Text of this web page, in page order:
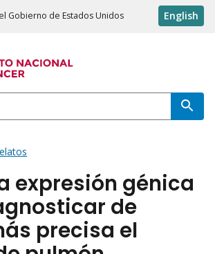
Gobierno de Estados Unidos English
expresión génica
de
precisa el